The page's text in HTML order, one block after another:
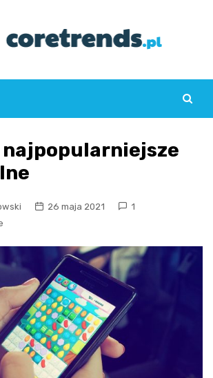
najpopularniejsze
26 maja 2021
1